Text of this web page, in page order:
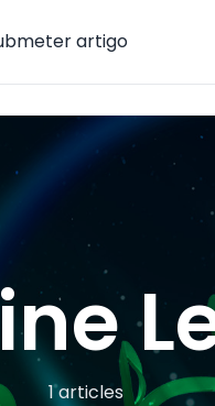
artigo
1 articles